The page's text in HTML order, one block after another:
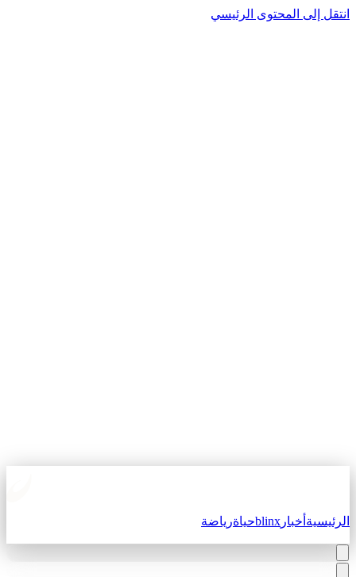
إلى المحتوى الرئيسي
أخبارblinxحياةرياضة